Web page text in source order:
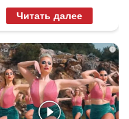
Читать далее
i